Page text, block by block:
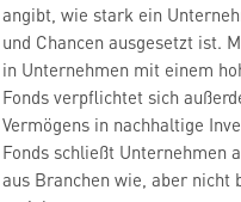
angibt, wie stark ein
und Chancen ausgesetzt ist.
in Unternehmen mit einem
Fonds verpflichtet sich
Vermögens in nachhaltige
Fonds schließt Unternehmen
aus Branchen wie, aber nicht